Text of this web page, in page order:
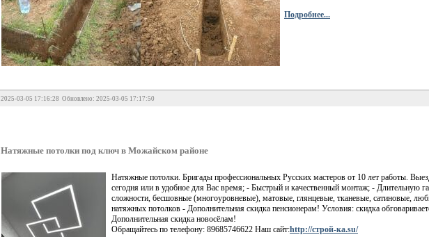
Подробнее...
2025-03-05 17:16:28 Обновлено: 2025-03-05 17:17:50
Натяжные потолки под ключ в Можайском районе
Натяжные потолки. Бригады профессиональных Русских мастеров от 10 лет работы.
сегодня или в удобное для Вас время; - Быстрый и качественный монтаж; - Длительную
сложности, бесшовные (многоуровневые), матовые, глянцевые, тканевые, сатиновые,
натяжных потолков - Дополнительная скидка пенсионерам! Условия: скидка
Дополнительная скидка новосёлам!
Обращайтесь по телефону: 89685746622 Наш сайт:http://строй-ка.su/